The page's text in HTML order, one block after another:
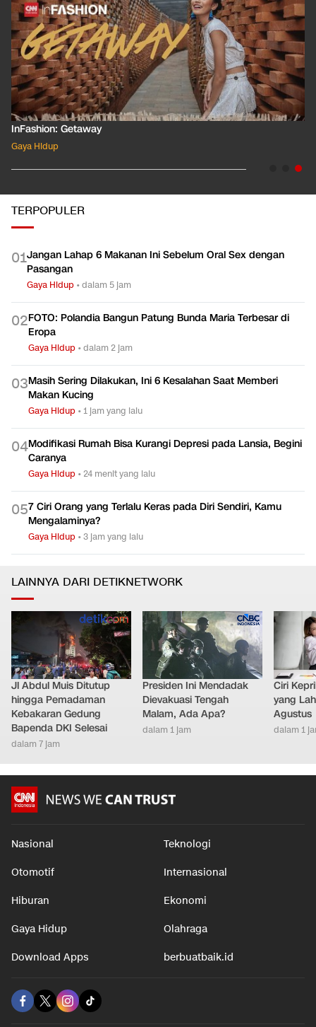
InFashion: Getaway
Gaya Hidup
TERPOPULER
01Jangan Lahap 6 Makanan Ini Sebelum Oral Sex dengan
Pasangan
Gaya Hidup •dalam 5 jam
02FOTO: Polandia Bangun Patung Bunda Maria Terbesar di
Eropa
Gaya Hidup •dalam 2 jam
03Masih Sering Dilakukan, Ini 6 Kesalahan Saat Memberi
Makan Kucing
Gaya Hidup •1 jam yang lalu
04Modifikasi Rumah Bisa Kurangi Depresi pada Lansia, Begini
Caranya
Gaya Hidup •24 menit yang lalu
057 Ciri Orang yang Terlalu Keras pada Diri Sendiri, Kamu
Mengalaminya?
Gaya Hidup •3 jam yang lalu
LAINNYA DARI DETIKNETWORK
Jl Abdul Muis Ditutup
hingga Pemadaman
Kebakaran Gedung
Bapenda DKI Selesai
dalam 7 jam
Presiden Ini Mendadak
Dievakuasi Tengah
Malam, Ada Apa?
dalam 1 jam
Ciri
yang
Agustus
dalam 1
Nasional Teknologi
Otomotif Internasional
Hiburan Ekonomi
Gaya Hidup Olahraga
Download Apps berbuatbaik.id